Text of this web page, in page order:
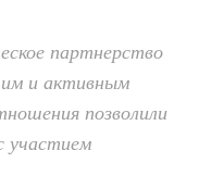
партнерство
и активным
позволили
участием